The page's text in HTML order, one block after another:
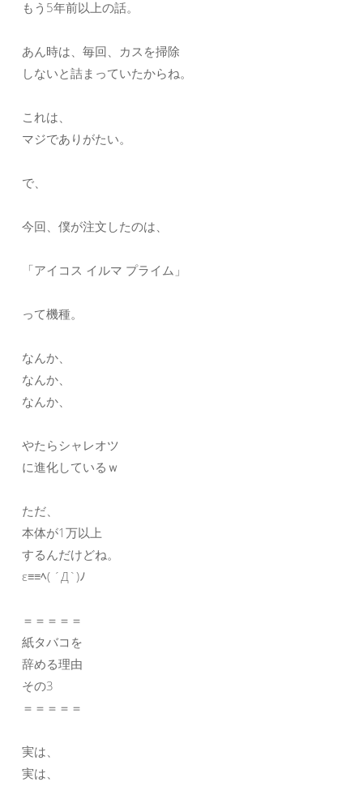
もう5年前以上の話。
あん時は、毎回、カスを掃除
しないと詰まっていたからね。
これは、
マジでありがたい。
で、
今回、僕が注文したのは、
「アイコス イルマ プライム」
って機種。
なんか、
なんか、
なんか、
やたらシャレオツ
に進化しているｗ
ただ、
本体が1万以上
するんだけどね。
ε≡≡ﾍ( ´Д`)ﾉ
＝＝＝＝＝
紙タバコを
辞める理由
その3
＝＝＝＝＝
実は、
実は、